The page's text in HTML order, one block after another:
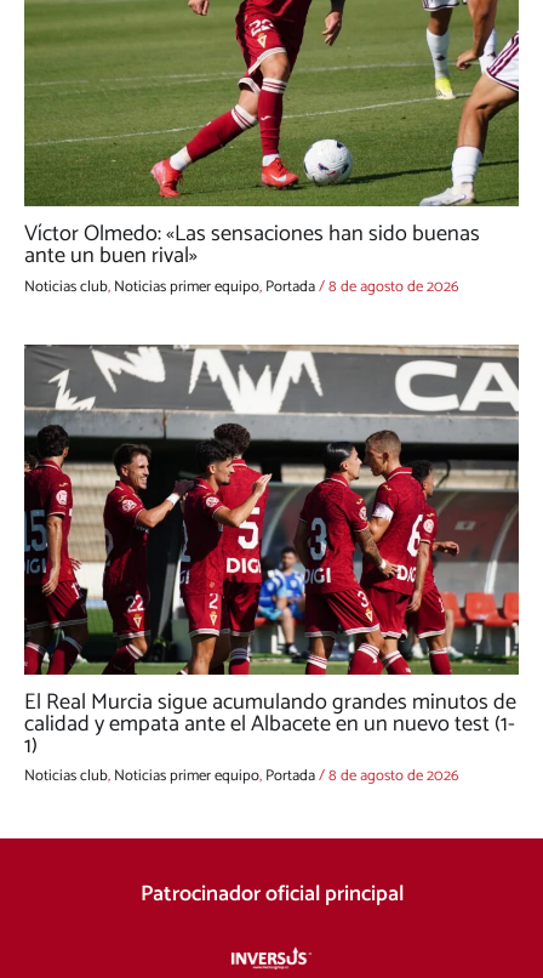
Víctor Olmedo: «Las sensaciones han sido buenas
ante un buen rival»
Noticias club,Noticias primer equipo,Portada/8 de agosto de 2026
El Real Murcia sigue acumulando grandes minutos de
calidad y empata ante el Albacete en un nuevo test (1-
1)
Noticias club,Noticias primer equipo,Portada/8 de agosto de 2026
Patrocinador oficial principal